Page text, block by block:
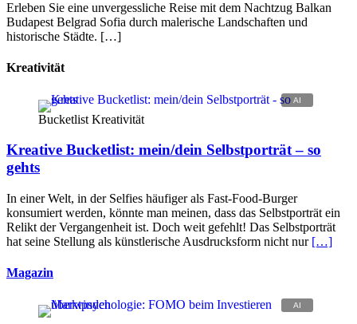
Erleben Sie eine unvergessliche Reise mit dem Nachtzug Balkan
Budapest Belgrad Sofia durch malerische Landschaften und
historische Städte. […]
Kreativität
Bucketlist Kreativität
Kreative Bucketlist: mein/dein Selbstporträt – so
gehts
In einer Welt, in der Selfies häufiger als Fast-Food-Burger
konsumiert werden, könnte man meinen, dass das Selbstporträt ein
Relikt der Vergangenheit ist. Doch weit gefehlt! Das Selbstporträt
hat seine Stellung als künstlerische Ausdrucksform nicht nur […]
Magazin